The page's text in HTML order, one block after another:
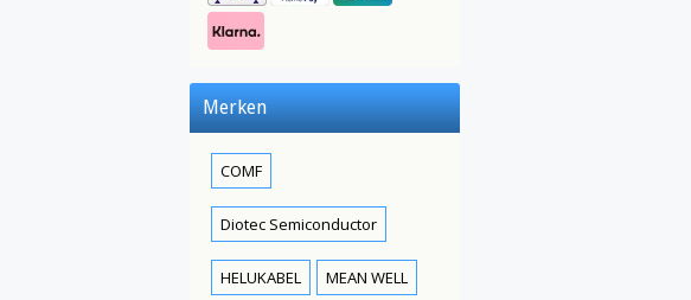
Merken
COMF
Diotec Semiconductor
HELUKABEL MEAN WELL